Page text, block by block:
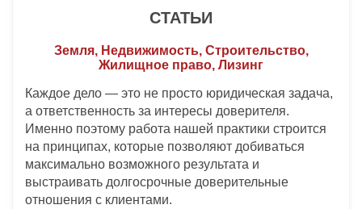
СТАТЬИ
Земля, Недвижимость, Строительство,
Жилищное право, Лизинг
Каждое дело — это не просто юридическая задача,
а ответственность за интересы доверителя.
Именно поэтому работа нашей практики строится
на принципах, которые позволяют добиваться
максимально возможного результата и
выстраивать долгосрочные доверительные
отношения с клиентами.